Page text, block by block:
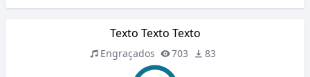
Texto Texto Texto
Engraçados 703 83